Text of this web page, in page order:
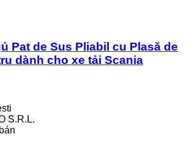
Pat de Sus Pliabil cu Plasă de
dành cho xe tải Scania
S.R.L.